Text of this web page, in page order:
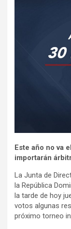
Este año no va
importarán
La Junta de
la República
la tarde de hoy
votos algunas
próximo torneo